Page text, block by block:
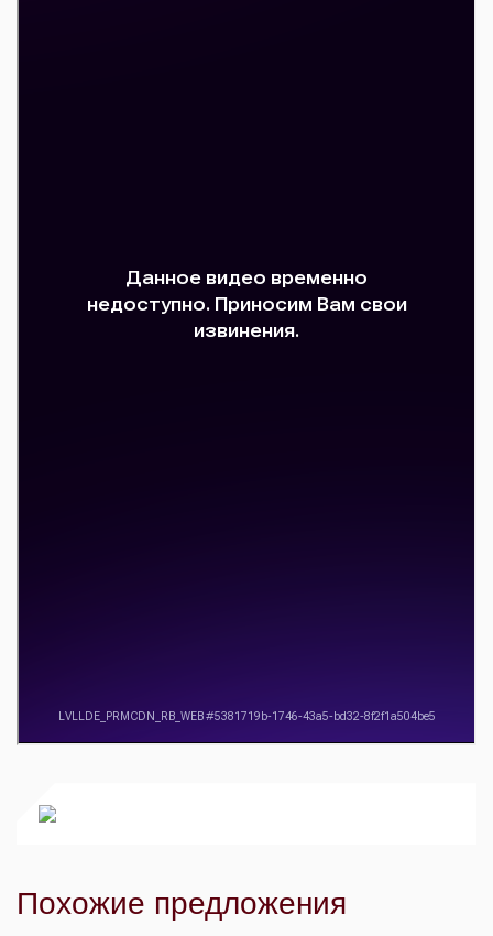
Похожие предложения